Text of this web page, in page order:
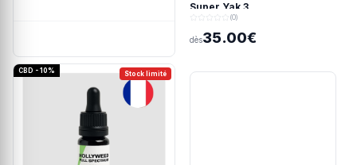
Super Yak 3
(0)
dès35.00€
Stock limité
CBD - 10%